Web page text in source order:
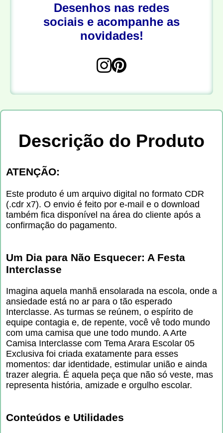
Desenhos nas redes
sociais e acompanhe as
novidades!
Descrição do Produto
ATENÇÃO:
Este produto é um arquivo digital no formato CDR
(.cdr x7). O envio é feito por e-mail e o download
também fica disponível na área do cliente após a
confirmação do pagamento.
Um Dia para Não Esquecer: A Festa
Interclasse
Imagina aquela manhã ensolarada na escola, onde a
ansiedade está no ar para o tão esperado
Interclasse. As turmas se reúnem, o espírito de
equipe contagia e, de repente, você vê todo mundo
com uma camisa que une todo mundo. A Arte
Camisa Interclasse com Tema Arara Escolar 05
Exclusiva foi criada exatamente para esses
momentos: dar identidade, estimular união e ainda
trazer alegria. É aquela peça que não só veste, mas
representa história, amizade e orgulho escolar.
Conteúdos e Utilidades